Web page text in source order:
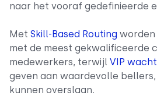
naar het vooraf gedefinieerde
Met Skill-Based Routing
met de meest gekwalificeerde
medewerkers, terwijl VIP
geven aan waardevolle bellers,
kunnen overslaan.